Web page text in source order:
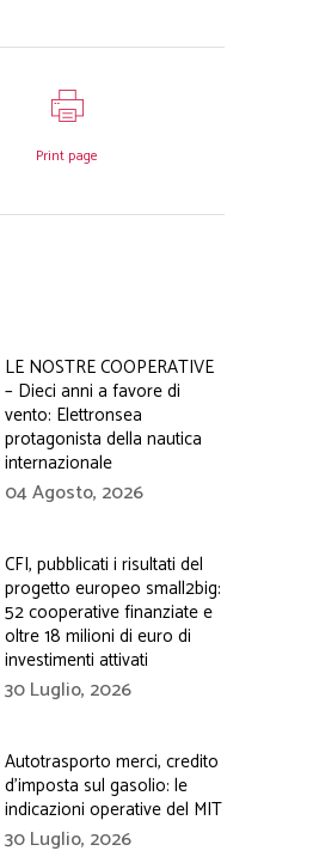
Print page
LE NOSTRE COOPERATIVE
– Dieci anni a favore di
vento: Elettronsea
protagonista della nautica
internazionale
04 Agosto, 2026
CFI, pubblicati i risultati del
progetto europeo small2big:
52 cooperative finanziate e
oltre 18 milioni di euro di
investimenti attivati
30 Luglio, 2026
Autotrasporto merci, credito
d’imposta sul gasolio: le
indicazioni operative del MIT
30 Luglio, 2026